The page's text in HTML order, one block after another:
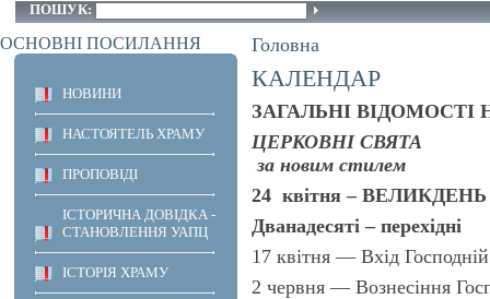
ПОШУК:
ОСНОВНІ ПОСИЛАННЯ
НОВИНИ
НАСТОЯТЕЛЬ ХРАМУ
ПРОПОВІДІ
ІСТОРИЧНА ДОВІДКА -
СТАНОВЛЕННЯ УАПЦ
ІСТОРІЯ ХРАМУ
Головна
КАЛЕНДАР
ЗАГАЛЬНІ ВІДОМОСТІ
ЦЕРКОВНІ СВЯТА
за новим стилем
24 квітня– ВЕЛИКДЕНЬ
Дванадесяті – перехідні
17 квітня — Вхід
2 червня — Вознесіння